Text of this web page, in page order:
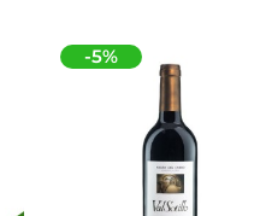
-5%